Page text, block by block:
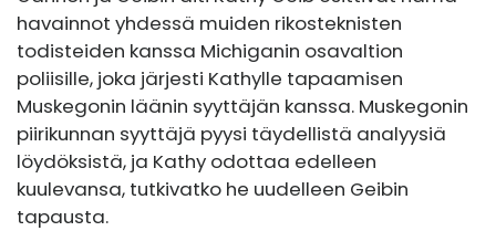
havainnot yhdessä muiden rikosteknisten
todisteiden kanssa Michiganin osavaltion
poliisille, joka järjesti Kathylle tapaamisen
Muskegonin läänin syyttäjän kanssa. Muskegonin
piirikunnan syyttäjä pyysi täydellistä analyysiä
löydöksistä, ja Kathy odottaa edelleen
kuulevansa, tutkivatko he uudelleen Geibin
tapausta.